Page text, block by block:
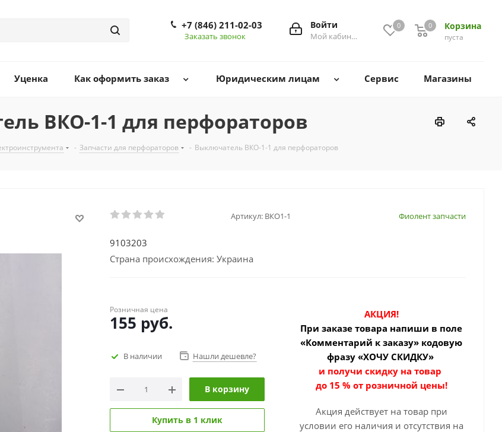
0 Корзина
0
пуста
0
Войти
Мой кабинет
+7 (846) 211-02-03
Заказать звонок
Уценка Как оформить заказ Юридическим лицам Сервис Магазины
ВКО-1-1 для перфораторов
- Запчасти для перфораторов - Выключатель ВКО-1-1 для перфораторов
Артикул: ВКО1-1 Фиолент запчасти
9103203
Страна происхождения: Украина
Розничная цена
155 руб.
В наличии Нашли дешевле?
В корзину
Купить в 1 клик
АКЦИЯ!
При заказе товара напиши в поле
«Комментарий к заказу» кодовую
фразу «ХОЧУ СКИДКУ»
и получи скидку на товар
до 15 % от розничной цены!
Акция действует на товар при
условии его наличия и отсутствия на